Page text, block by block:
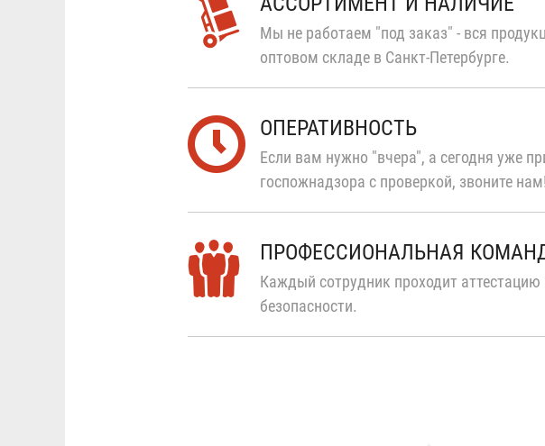
Мы не работаем "под заказ" - вся
оптовом складе в Санкт-Петербурге.
ОПЕРАТИВНОСТЬ
Если вам нужно "вчера", а сегодня уже
госпожнадзора с проверкой, звоните нам!
ПРОФЕССИОНАЛЬНАЯ
Каждый сотрудник проходит
безопасности.